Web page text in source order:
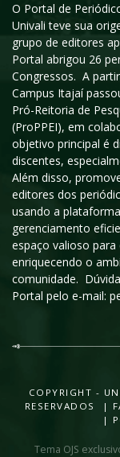
O Portal de
Univali teve sua
grupo de editores
Portal abrigou 26
Congressos. A
Campus Itajaí
Pró-Reitoria de
(ProPPEI), em
objetivo principal é
discentes,
Além disso,
editores dos
usando a
gerenciamento
espaço valioso
enriquecendo o
comunidade.
Portal pelo e-mail:
COPYRIGHT -
RESERVADOS |
|
Tema OJS